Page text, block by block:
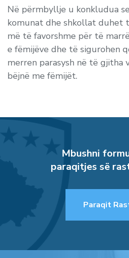
Në përmbyllje u konkludua
komunat dhe shkollat duhet
më të favorshme për të
e fëmijëve dhe të sigurohen
merren parasysh në të gjitha
bëjnë me fëmijët.
Mbushni
paraqitjes së
Paraqit